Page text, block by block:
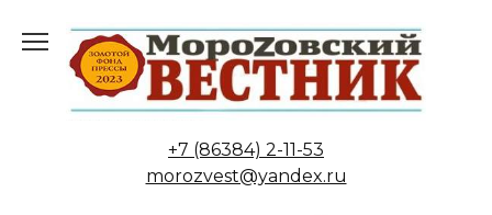
содержанию
+7 (86384) 2-11-53
morozvest@yandex.ru